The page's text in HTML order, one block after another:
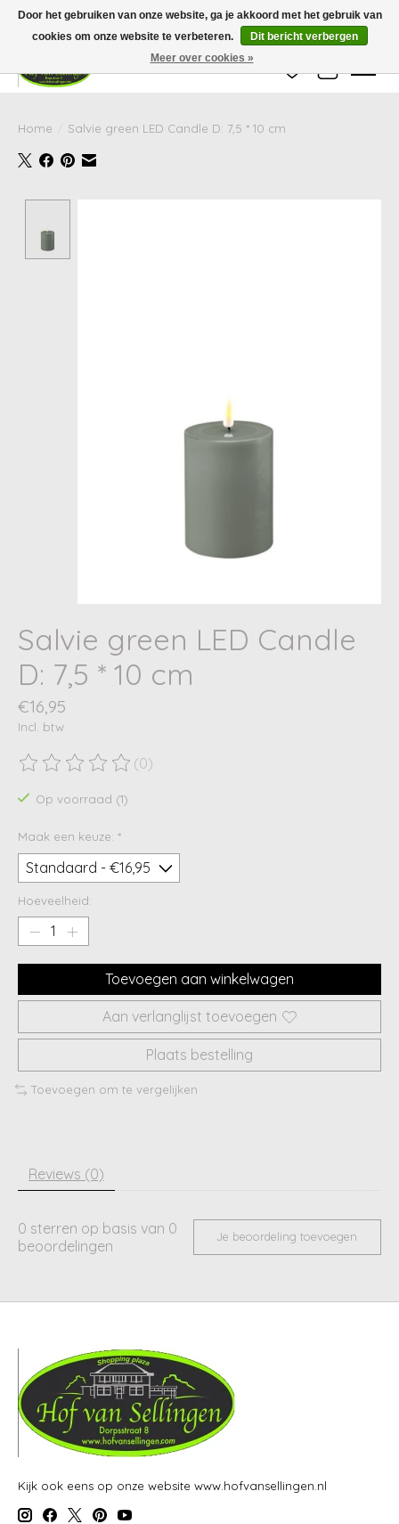
Wij zijn gesloten van 24 december tot en met 25 januari. Houd er rekening mee
dat de levertijd van uw bestelling in deze periode langer kan zijn dan
gebruikelijk.
Verlanglijst
Home Salvie green LED Candle D: 7,5 * 10 cm
Salvie green LED Candle
D: 7,5 * 10 cm
€16,95
Incl. btw
De beoordeling van dit product is
(0)
Op voorraad (1)
Maak een keuze: *
Hoeveelheid:
Toevoegen aan winkelwagen
Aan verlanglijst toevoegen
Plaats bestelling
Toevoegen om te vergelijken
Reviews (0)
0 sterren op basis van 0
beoordelingen
Je beoordeling toevoegen
Kijk ook eens op onze website www.hofvansellingen.nl
Door het gebruiken van onze website, ga je akkoord met het gebruik van
cookies om onze website te verbeteren.
Dit bericht verbergen
Meer over cookies »